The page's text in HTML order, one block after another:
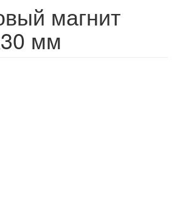
магнит
мм